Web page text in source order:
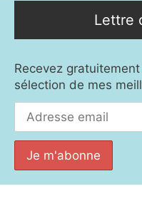
Lettre
Recevez
sélection de mes